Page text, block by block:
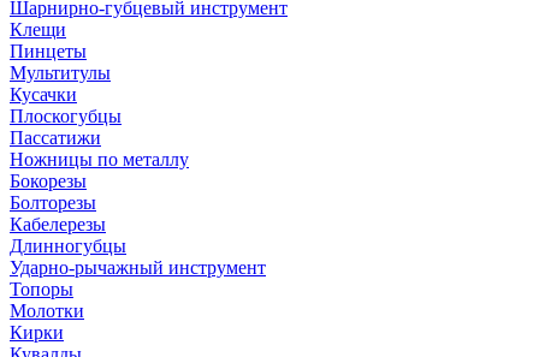
Шарнирно-губцевый инструмент
Клещи
Пинцеты
Мультитулы
Кусачки
Плоскогубцы
Пассатижи
Ножницы по металлу
Бокорезы
Болторезы
Кабелерезы
Длинногубцы
Ударно-рычажный инструмент
Топоры
Молотки
Кирки